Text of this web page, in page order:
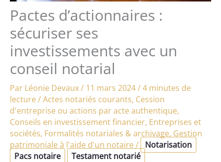
Pactes d’actionnaires :
sécuriser ses
investissements avec un
conseil notarial
Par Léonie Devaux/ 11 mars 2024/4 minutes de
lecture/Actes notariés courants, Cession
d'entreprise ou actions par acte authentique,
Conseils en investissement financier, Entreprises et
sociétés, Formalités notariales & archivage, Gestion
patrimoniale à l'aide d'un notaire/
Notarisation
Pacs notaire
Testament notarié